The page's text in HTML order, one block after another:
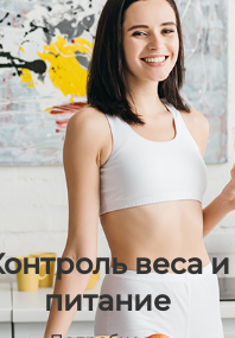
веса и
питание